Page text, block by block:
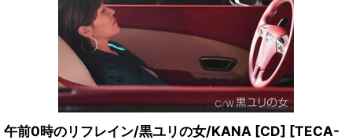
午前0時のリフレイン/黒ユリの女/KANA [CD] [TECA-